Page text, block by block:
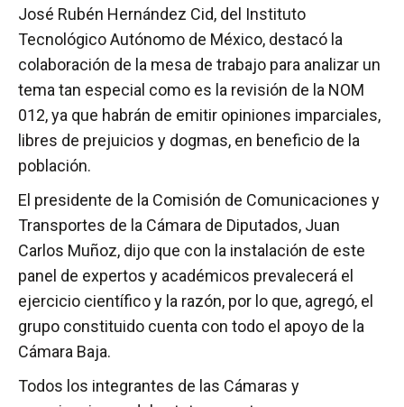
José Rubén Hernández Cid, del Instituto
Tecnológico Autónomo de México, destacó la
colaboración de la mesa de trabajo para analizar un
tema tan especial como es la revisión de la NOM
012, ya que habrán de emitir opiniones imparciales,
libres de prejuicios y dogmas, en beneficio de la
población.
El presidente de la Comisión de Comunicaciones y
Transportes de la Cámara de Diputados, Juan
Carlos Muñoz, dijo que con la instalación de este
panel de expertos y académicos prevalecerá el
ejercicio científico y la razón, por lo que, agregó, el
grupo constituido cuenta con todo el apoyo de la
Cámara Baja.
Todos los integrantes de las Cámaras y